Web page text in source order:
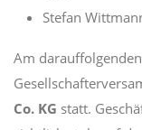
Stefan
Am
Co. KG statt.